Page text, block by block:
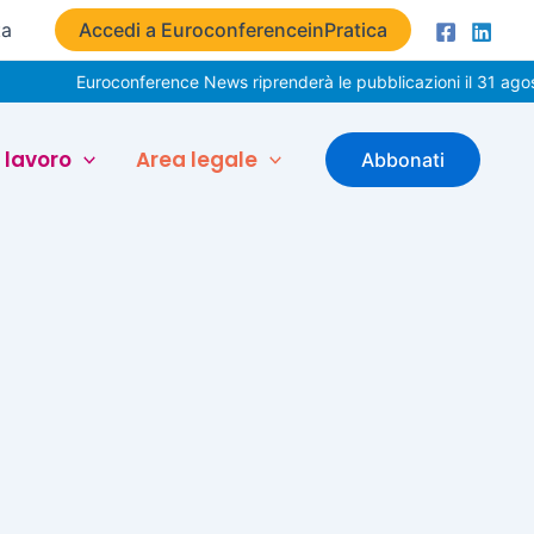
Accedi a EuroconferenceinPratica
Euroconference News riprenderà le pubblicazioni il 31
lavoro Area legale Abbonati